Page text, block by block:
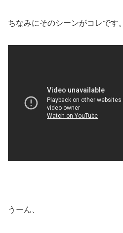
ちなみにそのシーンがコレです。
うーん、